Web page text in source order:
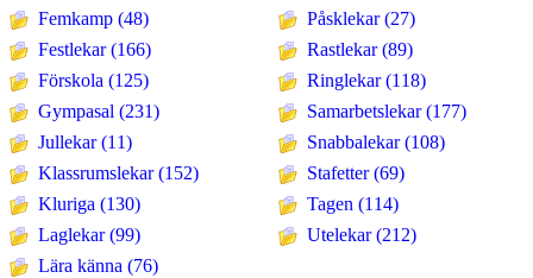
Femkamp (48)
Festlekar (166)
Förskola (125)
Gympasal (231)
Jullekar (11)
Klassrumslekar (152)
Kluriga (130)
Laglekar (99)
Lära känna (76)
Påsklekar (27)
Rastlekar (89)
Ringlekar (118)
Samarbetslekar (177)
Snabbalekar (108)
Stafetter (69)
Tagen (114)
Utelekar (212)